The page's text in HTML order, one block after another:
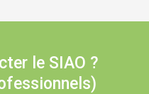
le SIAO ?